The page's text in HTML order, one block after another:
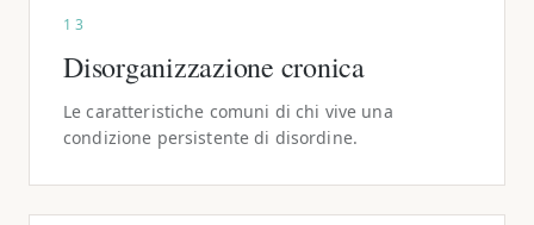
13
Disorganizzazione cronica
Le caratteristiche comuni di chi vive una
condizione persistente di disordine.